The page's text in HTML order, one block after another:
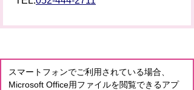
スマートフォンでご利用されている場合、
Microsoft Office用ファイルを閲覧できるアプ